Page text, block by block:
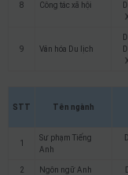
8 Công tác xã hội
9 Văn hóa Du lịch
STT Tên ngành
1
Sư phạm Tiếng
Anh
2 Ngôn ngữ Anh